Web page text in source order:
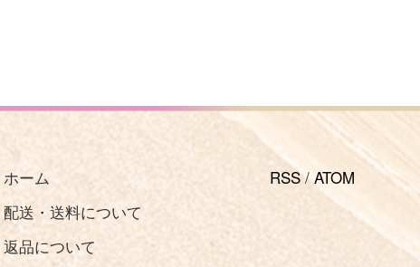
ホーム
配送・送料について
返品について
RSS/ATOM